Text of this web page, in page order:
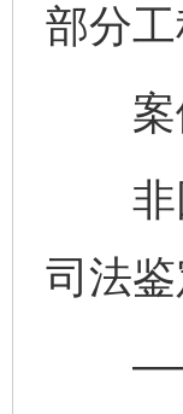
部分
案
非因
司法
——某